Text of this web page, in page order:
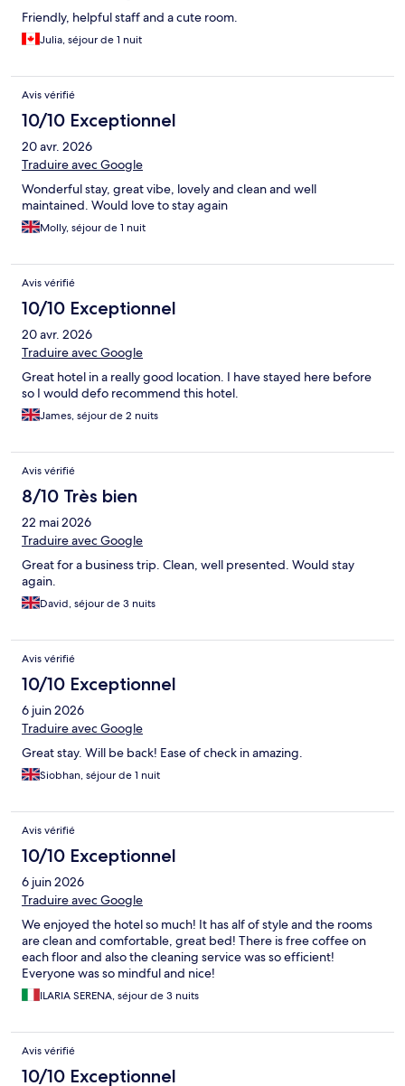
Friendly, helpful staff and a cute room.
Julia, séjour de 1 nuit
Avis vérifié
10/10 Exceptionnel
20 avr. 2026
Traduire avec Google
Wonderful stay, great vibe, lovely and clean and well
maintained. Would love to stay again
Molly, séjour de 1 nuit
Avis vérifié
10/10 Exceptionnel
20 avr. 2026
Traduire avec Google
Great hotel in a really good location. I have stayed here before
so I would defo recommend this hotel.
James, séjour de 2 nuits
Avis vérifié
8/10 Très bien
22 mai 2026
Traduire avec Google
Great for a business trip. Clean, well presented. Would stay
again.
David, séjour de 3 nuits
Avis vérifié
10/10 Exceptionnel
6 juin 2026
Traduire avec Google
Great stay. Will be back! Ease of check in amazing.
Siobhan, séjour de 1 nuit
Avis vérifié
10/10 Exceptionnel
6 juin 2026
Traduire avec Google
We enjoyed the hotel so much! It has alf of style and the rooms
are clean and comfortable, great bed! There is free coffee on
each floor and also the cleaning service was so efficient!
Everyone was so mindful and nice!
ILARIA SERENA, séjour de 3 nuits
Avis vérifié
10/10 Exceptionnel